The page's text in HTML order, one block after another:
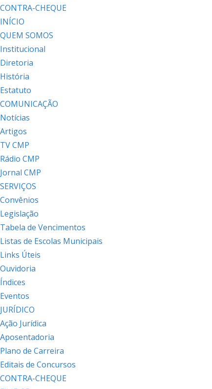
CONTRA-CHEQUE
INÍCIO
QUEM SOMOS
Institucional
Diretoria
História
Estatuto
COMUNICAÇÃO
Notícias
Artigos
TV CMP
Rádio CMP
Jornal CMP
SERVIÇOS
Convênios
Legislação
Tabela de Vencimentos
Listas de Escolas Municipais
Links Úteis
Ouvidoria
Índices
Eventos
JURÍDICO
Ação Jurídica
Aposentadoria
Plano de Carreira
Editais de Concursos
CONTRA-CHEQUE